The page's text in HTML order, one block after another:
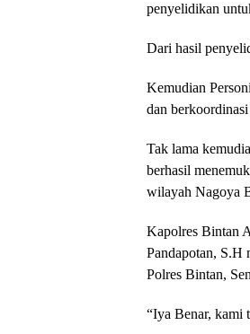
penyelidikan
Dari hasil
Kemudian
dan
Tak lama
berhasil
wilayah Nagoya
Kapolres Bintan
Pandapotan, S.H
Polres Bintan,
“Iya Benar, kami